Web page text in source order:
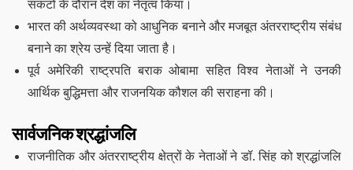
संकटों के दौरान देश का नेतृत्व किया।
भारत की अर्थव्यवस्था को आधुनिक बनाने और मजबूत अंतरराष्ट्रीय संबंध
बनाने का श्रेय उन्हें दिया जाता है।
पूर्व अमेरिकी राष्ट्रपति बराक ओबामा सहित विश्व नेताओं ने उनकी
आर्थिक बुद्धिमत्ता और राजनयिक कौशल की सराहना की।
सार्वजनिक श्रद्धांजलि
राजनीतिक और अंतरराष्ट्रीय क्षेत्रों के नेताओं ने डॉ. सिंह को श्रद्धांजलि